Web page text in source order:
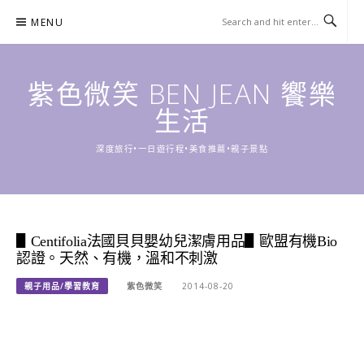
content
MENU
紫色微笑 BEN JEAN 饗樂
生活
深度旅行•一日遊行程•美食推薦•親子景點
▋Centifolia法國貝貝嬰幼兒潔膚用品▋歐盟有機Bio
認證。天然、有機，溫和不刺激
親子用品/學習教育 紫色微笑 2014-08-20